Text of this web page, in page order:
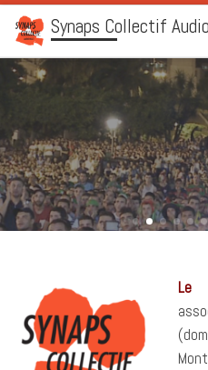
Skip to content
Synaps Collectif
Le